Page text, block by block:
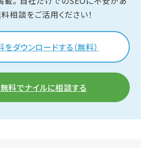
相談をご活用ください！
をダウンロードする（無料）
無料でナイルに相談する